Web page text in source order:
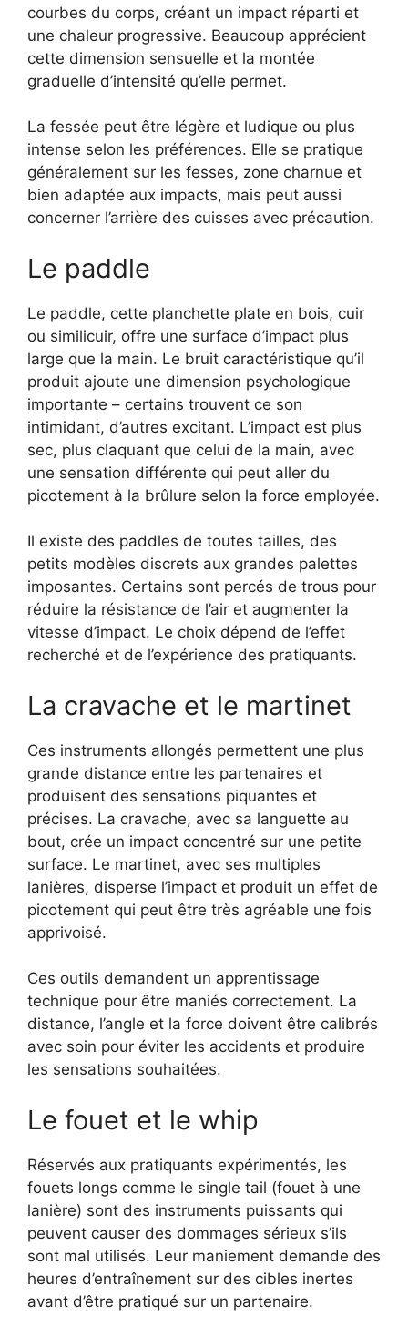
courbes du corps, créant un impact réparti et
une chaleur progressive. Beaucoup apprécient
cette dimension sensuelle et la montée
graduelle d’intensité qu’elle permet.
La fessée peut être légère et ludique ou plus
intense selon les préférences. Elle se pratique
généralement sur les fesses, zone charnue et
bien adaptée aux impacts, mais peut aussi
concerner l’arrière des cuisses avec précaution.
Le paddle
Le paddle, cette planchette plate en bois, cuir
ou similicuir, offre une surface d’impact plus
large que la main. Le bruit caractéristique qu’il
produit ajoute une dimension psychologique
importante – certains trouvent ce son
intimidant, d’autres excitant. L’impact est plus
sec, plus claquant que celui de la main, avec
une sensation différente qui peut aller du
picotement à la brûlure selon la force employée.
Il existe des paddles de toutes tailles, des
petits modèles discrets aux grandes palettes
imposantes. Certains sont percés de trous pour
réduire la résistance de l’air et augmenter la
vitesse d’impact. Le choix dépend de l’effet
recherché et de l’expérience des pratiquants.
La cravache et le martinet
Ces instruments allongés permettent une plus
grande distance entre les partenaires et
produisent des sensations piquantes et
précises. La cravache, avec sa languette au
bout, crée un impact concentré sur une petite
surface. Le martinet, avec ses multiples
lanières, disperse l’impact et produit un effet de
picotement qui peut être très agréable une fois
apprivoisé.
Ces outils demandent un apprentissage
technique pour être maniés correctement. La
distance, l’angle et la force doivent être calibrés
avec soin pour éviter les accidents et produire
les sensations souhaitées.
Le fouet et le whip
Réservés aux pratiquants expérimentés, les
fouets longs comme le single tail (fouet à une
lanière) sont des instruments puissants qui
peuvent causer des dommages sérieux s’ils
sont mal utilisés. Leur maniement demande des
heures d’entraînement sur des cibles inertes
avant d’être pratiqué sur un partenaire.